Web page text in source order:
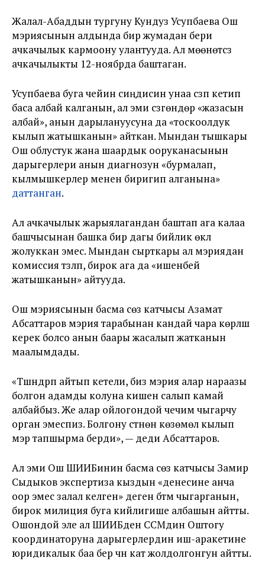
Жалал-Абаддын тургуну Кундуз Усупбаева Ош
мэриясынын алдында бир жумадан бери
ачкачылык кармоону улантууда. Ал мөөнөтсүз
ачкачылыкты 12-ноябрда баштаган.
Усупбаева буга чейин сиңдисин унаа сүзүп кетип
баса албай калганын, ал эми сүзгөндөр «жазасын
албай», анын дарылануусуна да «тоскоолдук
кылып жатышканын» айткан. Мындан тышкары
Ош облустук жана шаардык ооруканасынын
дарыгерлери анын диагнозун «бурмалап,
кылмышкерлер менен биригип алганына»
даттанган.
Ал ачкачылык жарыялагандан баштап ага калаа
башчысынан башка бир дагы бийлик өкүлү
жолуккан эмес. Мындан сырткары ал мэриядан
комиссия түзүлүп, бирок ага да «ишенбей
жатышканын» айтууда.
Ош мэриясынын басма сөз катчысы Азамат
Абсаттаров мэрия тарабынан кандай чара көрүлүшү
керек болсо анын баары жасалып жатканын
маалымдады.
«Түшүндүрүп айтып кетели, биз мэрия алар нараазы
болгон адамды колуна кишен салып камай
албайбыз. Же алар ойлогондой чечим чыгарчу
орган эмеспиз. Болгону үстүнөн көзөмөл кылып
мэр тапшырма берди», — деди Абсаттаров.
Ал эми Ош ШИИБинин басма сөз катчысы Замир
Сыдыков экспертиза кыздын «денесине анча
оор эмес залал келген» деген бүтүм чыгарганын,
бирок милиция буга кийлигише албашын айтты.
Ошондой эле ал ШИИБден ССМдин Оштогу
координаторуна дарыгерлердин иш-аракетине
юридикалык баа берүү үчүн кат жолдолгонгун айтты.